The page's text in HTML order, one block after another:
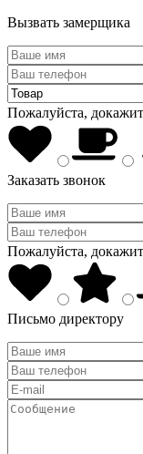
Вызвать замерщика
Пожалуйста,
Заказать звонок
Пожалуйста,
Письмо директору